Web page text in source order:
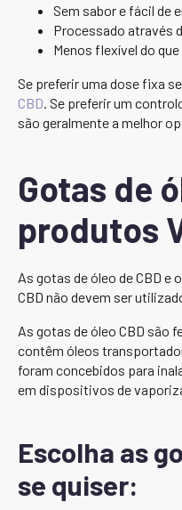
Sem sabor e fácil de
Processado através
Menos flexível do
Se preferir uma dose fixa
CBD . Se preferir um
são geralmente a melhor
Gotas de
produtos
As gotas de óleo de CBD
CBD não devem ser
As gotas de óleo CBD são
contêm óleos
foram concebidos para
em dispositivos de
Escolha as
se quiser: